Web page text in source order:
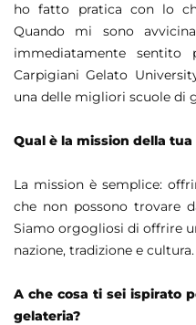
ho fatto pratica con lo
Quando mi sono
immediatamente sentito
Carpigiani Gelato
una delle migliori scuole di
Qual è la mission della tua
La mission è semplice:
che non possono trovare
Siamo orgogliosi di offrire
nazione, tradizione e cultura.
A che cosa ti sei ispirato
gelateria?